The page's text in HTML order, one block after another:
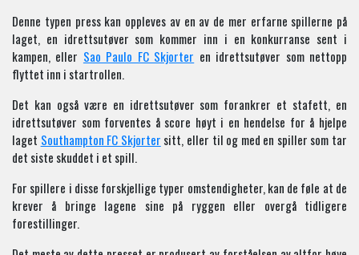
Denne typen press kan oppleves av en av de mer erfarne spillerne på
laget, en idrettsutøver som kommer inn i en konkurranse sent i
kampen, eller Sao Paulo FC Skjorter en idrettsutøver som nettopp
flyttet inn i startrollen.
Det kan også være en idrettsutøver som forankrer et stafett, en
idrettsutøver som forventes å score høyt i en hendelse for å hjelpe
laget Southampton FC Skjorter sitt, eller til og med en spiller som tar
det siste skuddet i et spill.
For spillere i disse forskjellige typer omstendigheter, kan de føle at de
krever å bringe lagene sine på ryggen eller overgå tidligere
forestillinger.